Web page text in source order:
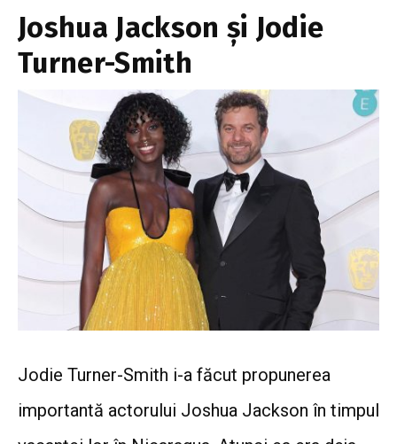
Joshua Jackson și Jodie
Turner-Smith
Jodie Turner-Smith i-a făcut propunerea
importantă actorului Joshua Jackson în timpul